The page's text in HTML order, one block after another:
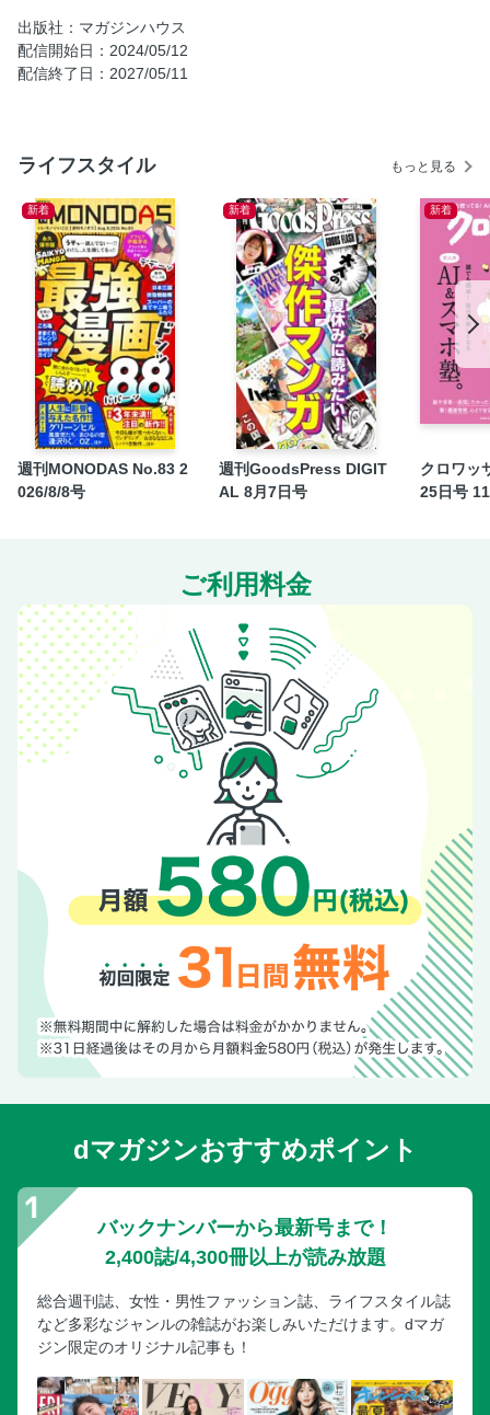
カフェ。
IN THE TOWN カフェは街の入口です。
ェ、急増中！
CAFE DIARY カフェ街ダイアリー。
THE BREAD TRENDS 今、いちばん食べたいパン
MAP 訪ねても取り寄せても楽しい全国のおいしいベーカリ
ー。
KNOWLEDGE 覚えておきたい基礎パン事典。
BIG HIT 行列ができるベーカリーの秘密。
A BAKER’S DAY ベーカリー〈月とピエロ〉の一日。
HIGH HYDRATION 今、パンは「超もっちり」が旬です。
DNA 〈宗像堂〉のDNAが全国各地に広がっています。
BREAD TRIP 旅の目的地にしたいベーカリー。
AREA 日本屈指の激戦区で、こだわりパンを食べ比べ。
FAVORITE 私の常パン。
BREAD LIST 50 日本全国お取り寄せできるベーカリー50
軒！
クレジット
アウトロ
裏表紙
出版社：マガジンハウス
配信開始日：2024/05/12
配信終了日：2027/05/11
ライフスタイル もっと見る
新着
週刊MONODAS No.83 2
026/8/8号
新着
週刊GoodsPress DIGIT
AL 8月7日号
新着
クロワッ
25日号
ご利用料金
dマガジンおすすめポイント
バックナンバーから最新号まで！
2,400誌/4,300冊以上が読み放題
総合週刊誌、女性・男性ファッション誌、ライフスタイル誌
など多彩なジャンルの雑誌がお楽しみいただけます。dマガ
ジン限定のオリジナル記事も！